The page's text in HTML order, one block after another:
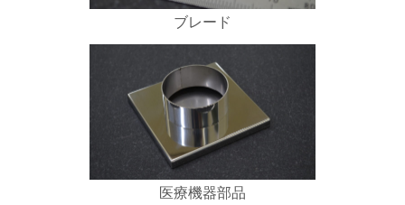
ブレード
医療機器部品